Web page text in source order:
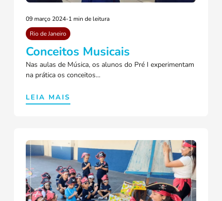
09 março 2024-1 min de leitura
Rio de Janeiro
Conceitos Musicais
Nas aulas de Música, os alunos do Pré I experimentam
na prática os conceitos…
LEIA MAIS